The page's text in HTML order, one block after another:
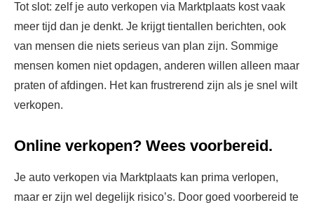
Tot slot: zelf je auto verkopen via Marktplaats kost vaak
meer tijd dan je denkt. Je krijgt tientallen berichten, ook
van mensen die niets serieus van plan zijn. Sommige
mensen komen niet opdagen, anderen willen alleen maar
praten of afdingen. Het kan frustrerend zijn als je snel wilt
verkopen.
Online verkopen? Wees voorbereid.
Je auto verkopen via Marktplaats kan prima verlopen,
maar er zijn wel degelijk risico’s. Door goed voorbereid te